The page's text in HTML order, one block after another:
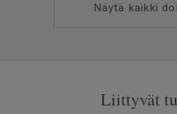
Näytä kaikki
Liittyvät